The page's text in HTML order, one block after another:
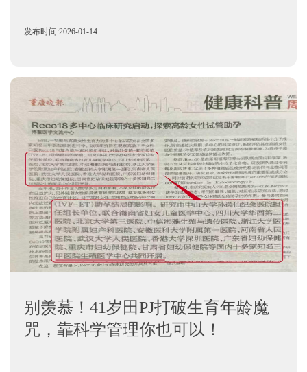
发布时间:2026-01-14
别羡慕！41岁田PJ打破生育年龄魔
咒，靠科学管理你也可以！